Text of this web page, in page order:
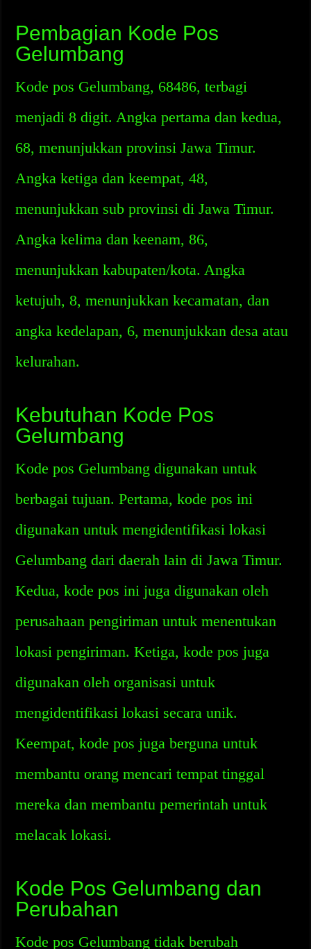
Pembagian Kode Pos
Gelumbang
Kode pos Gelumbang, 68486, terbagi
menjadi 8 digit. Angka pertama dan kedua,
68, menunjukkan provinsi Jawa Timur.
Angka ketiga dan keempat, 48,
menunjukkan sub provinsi di Jawa Timur.
Angka kelima dan keenam, 86,
menunjukkan kabupaten/kota. Angka
ketujuh, 8, menunjukkan kecamatan, dan
angka kedelapan, 6, menunjukkan desa atau
kelurahan.
Kebutuhan Kode Pos
Gelumbang
Kode pos Gelumbang digunakan untuk
berbagai tujuan. Pertama, kode pos ini
digunakan untuk mengidentifikasi lokasi
Gelumbang dari daerah lain di Jawa Timur.
Kedua, kode pos ini juga digunakan oleh
perusahaan pengiriman untuk menentukan
lokasi pengiriman. Ketiga, kode pos juga
digunakan oleh organisasi untuk
mengidentifikasi lokasi secara unik.
Keempat, kode pos juga berguna untuk
membantu orang mencari tempat tinggal
mereka dan membantu pemerintah untuk
melacak lokasi.
Kode Pos Gelumbang dan
Perubahan
Kode pos Gelumbang tidak berubah